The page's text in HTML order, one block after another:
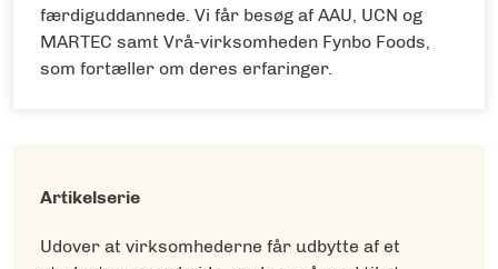
færdiguddannede. Vi får besøg af AAU, UCN og
MARTEC samt Vrå-virksomheden Fynbo Foods,
som fortæller om deres erfaringer.
Artikelserie
Udover at virksomhederne får udbytte af et